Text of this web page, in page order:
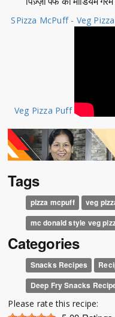
SPizza McPuff - Veg
Veg Pizza Puff
Tags
pizza mcpuff
veg
mc donald style veg
Categories
Snacks Recipes
Deep Fry Snacks
Please rate this recipe: